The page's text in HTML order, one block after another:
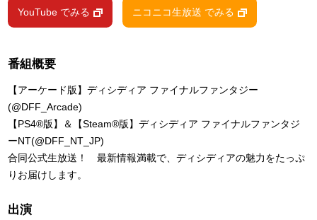
YouTube でみる ニコニコ生放送 でみる
番組概要
【アーケード版】ディシディア ファイナルファンタジー
(@DFF_Arcade)
【PS4®版】＆【Steam®版】ディシディア ファイナルファンタジ
ーNT(@DFF_NT_JP)
合同公式生放送！ 最新情報満載で、ディシディアの魅力をたっぷ
りお届けします。
出演